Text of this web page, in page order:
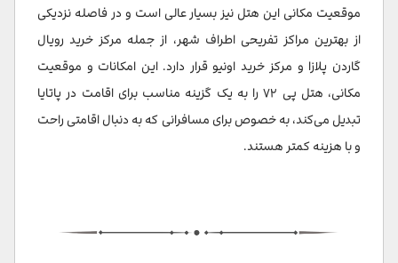
موقعیت مکانی این هتل نیز بسیار عالی است و در فاصله نزدیکی
از بهترین مراکز تفریحی اطراف شهر، از جمله مرکز خرید رویال
گاردن پلازا و مرکز خرید اونیو قرار دارد. این امکانات و موقعیت
مکانی، هتل پی ۷۲ را به یک گزینه مناسب برای اقامت در پاتایا
تبدیل می‌کند، به خصوص برای مسافرانی که به دنبال اقامتی راحت
و با هزینه کمتر هستند.